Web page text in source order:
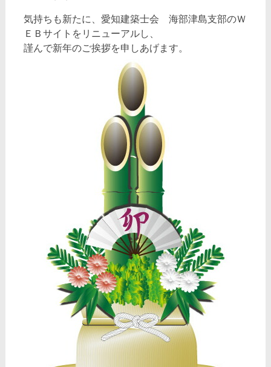
気持ちも新たに、愛知建築士会 海部津島支部のＷ
ＥＢサイトをリニューアルし、
謹んで新年のご挨拶を申しあげます。